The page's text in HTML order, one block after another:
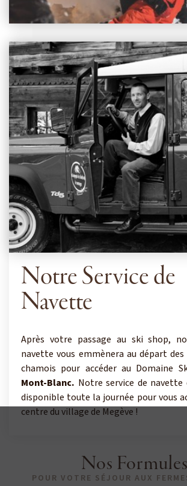
Notre Service de
Navette
Après votre passage au ski shop,
navette vous emmènera au départ
chamois pour accéder au Domaine
Mont-Blanc. Notre service de
disponible toute la journée pour vous
centre du village de Megève !
Nos Formules
POUR VOTRE SÉJOUR AUX